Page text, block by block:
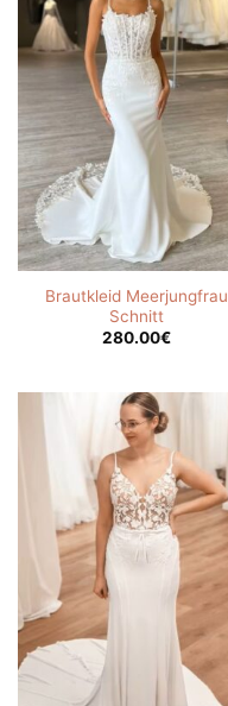
Brautkleid Meerjungfrau
Schnitt
280.00€